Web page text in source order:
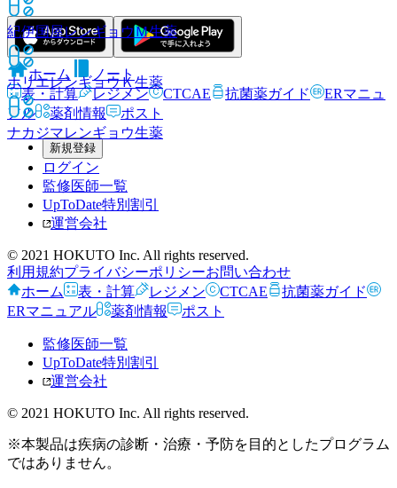
紀伊国屋レンギョウＭ生薬
ホリエレンギョウＫ生薬
ナカジマレンギョウ生薬
ホーム
ノート
表・計算
レジメン CTCAE 抗菌薬ガイド
ERマニュ
アル
薬剤情報 ポスト
新規登録
ログイン
監修医師一覧
UpToDate特別割引
運営会社
© 2021 HOKUTO Inc. All rights reserved.
利用規約プライバシーポリシーお問い合わせ
ホーム
表・計算 レジメン CTCAE
抗菌薬ガイド
ERマニュアル
薬剤情報 ポスト
監修医師一覧
UpToDate特別割引
運営会社
© 2021 HOKUTO Inc. All rights reserved.
※本製品は疾病の診断・治療・予防を目的としたプログラム
ではありません。